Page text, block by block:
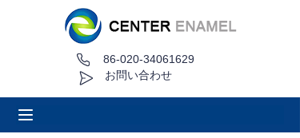
お問い合わせ
86-020-34061629
について